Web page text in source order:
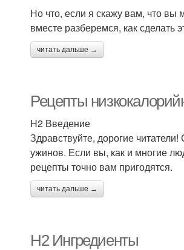
Но что, если я скажу вам, что
вместе разберемся, как сделать
читать дальше →
Рецепты
H2 Введение
Здравствуйте, дорогие
ужинов. Если вы, как и многие
рецепты точно вам пригодятся.
читать дальше →
H2 Ингредиенты